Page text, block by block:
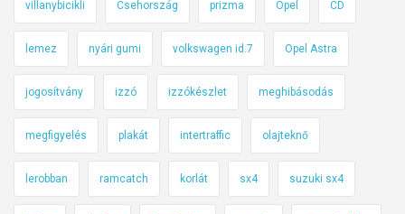
villanybicikli Csehország prizma Opel CD
lemez nyári gumi volkswagen id.7 Opel Astra
jogosítvány izzó izzókészlet meghibásodás
megfigyelés plakát intertraffic olajteknő
lerobban ramcatch korlát sx4 suzuki sx4